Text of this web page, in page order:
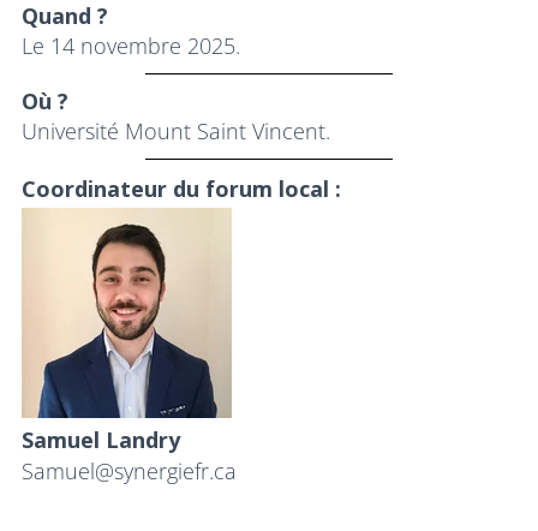
Quand ?
Le 14 novembre 2025.
Où ?
Université Mount Saint Vincent.
Coordinateur du forum local :
Samuel Landry
Samuel@synergiefr.ca